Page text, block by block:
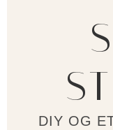
DIY OG